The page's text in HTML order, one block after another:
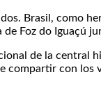
Brasil, como
Foz do Iguaçú
de la
compartir con